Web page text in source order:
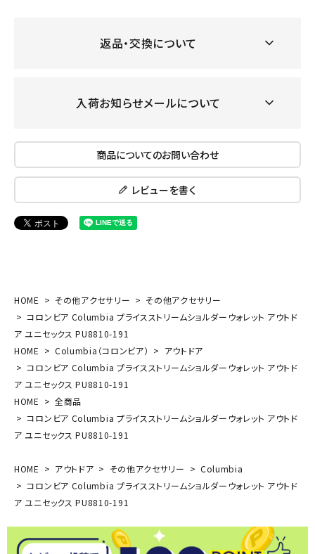
返品・交換について
入荷お知らせメールについて
商品についてのお問い合わせ
レビューを書く
HOME その他アクセサリー
その他アクセサリー
コロンビア Columbia プライスストリームショルダーウォレット アウトド
ア ユニセックス PU8810-191
HOME
Columbia（コロンビア）
アウトドア
コロンビア Columbia プライスストリームショルダーウォレット アウトド
ア ユニセックス PU8810-191
HOME
全商品
コロンビア Columbia プライスストリームショルダーウォレット アウトド
ア ユニセックス PU8810-191
HOME アウトドア その他アクセサリー
Columbia
コロンビア Columbia プライスストリームショルダーウォレット アウトド
ア ユニセックス PU8810-191